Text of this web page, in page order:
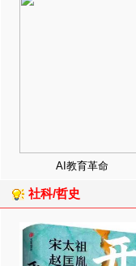
AI教育革命
社科/哲史